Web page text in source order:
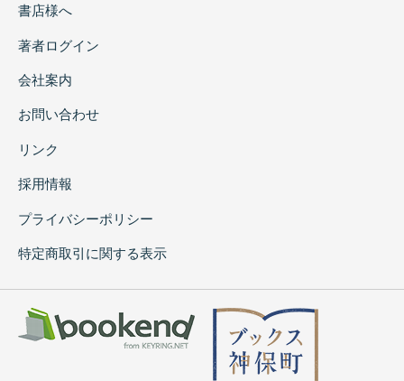
書店様へ
著者ログイン
会社案内
お問い合わせ
リンク
採用情報
プライバシーポリシー
特定商取引に関する表示